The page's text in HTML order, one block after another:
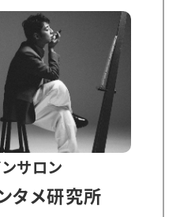
サロン
タメ研究所